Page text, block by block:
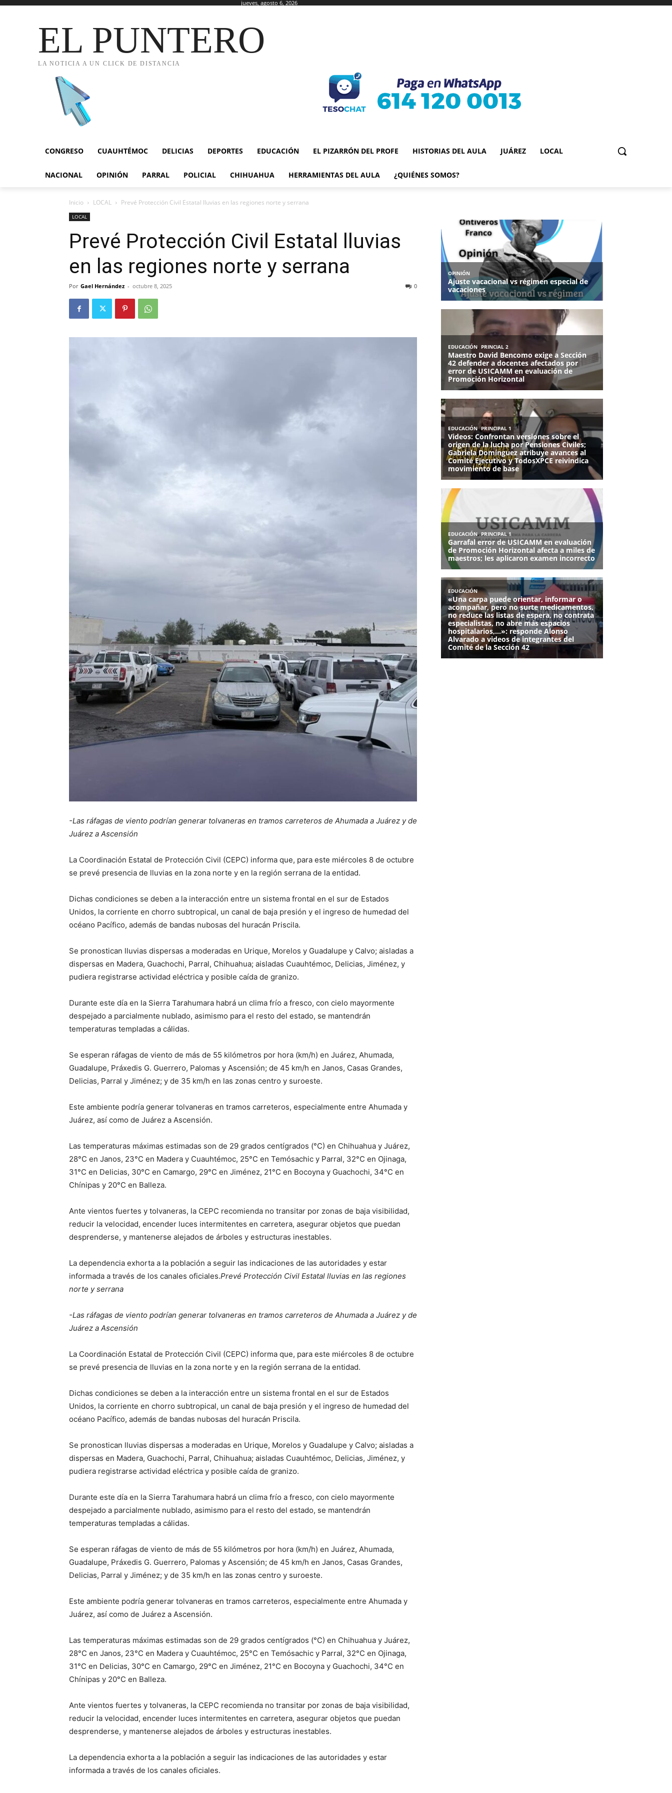
jueves, agosto 6, 2026
EL PUNTERO
LA NOTICIA A UN CLICK DE DISTANCIA
CONGRESO CUAUHTÉMOC DELICIAS DEPORTES EDUCACIÓN EL PIZARRÓN DEL PROFE HISTORIAS DEL AULA JUÁREZ LOCAL
NACIONAL OPINIÓN PARRAL POLICIAL CHIHUAHUA HERRAMIENTAS DEL AULA ¿QUIÉNES SOMOS?
Inicio LOCAL Prevé Protección Civil Estatal lluvias en las regiones norte y serrana
LOCAL
Prevé Protección Civil Estatal lluvias
en las regiones norte y serrana
Por Gael Hernández - octubre 8, 2025 0
-Las ráfagas de viento podrían generar tolvaneras en tramos carreteros de Ahumada a Juárez y de
Juárez a Ascensión
La Coordinación Estatal de Protección Civil (CEPC) informa que, para este miércoles 8 de octubre
se prevé presencia de lluvias en la zona norte y en la región serrana de la entidad.
Dichas condiciones se deben a la interacción entre un sistema frontal en el sur de Estados
Unidos, la corriente en chorro subtropical, un canal de baja presión y el ingreso de humedad del
océano Pacífico, además de bandas nubosas del huracán Priscila.
Se pronostican lluvias dispersas a moderadas en Urique, Morelos y Guadalupe y Calvo; aisladas a
dispersas en Madera, Guachochi, Parral, Chihuahua; aisladas Cuauhtémoc, Delicias, Jiménez, y
pudiera registrarse actividad eléctrica y posible caída de granizo.
Durante este día en la Sierra Tarahumara habrá un clima frío a fresco, con cielo mayormente
despejado a parcialmente nublado, asimismo para el resto del estado, se mantendrán
temperaturas templadas a cálidas.
Se esperan ráfagas de viento de más de 55 kilómetros por hora (km/h) en Juárez, Ahumada,
Guadalupe, Práxedis G. Guerrero, Palomas y Ascensión; de 45 km/h en Janos, Casas Grandes,
Delicias, Parral y Jiménez; y de 35 km/h en las zonas centro y suroeste.
Este ambiente podría generar tolvaneras en tramos carreteros, especialmente entre Ahumada y
Juárez, así como de Juárez a Ascensión.
Las temperaturas máximas estimadas son de 29 grados centígrados (°C) en Chihuahua y Juárez,
28°C en Janos, 23°C en Madera y Cuauhtémoc, 25°C en Temósachic y Parral, 32°C en Ojinaga,
31°C en Delicias, 30°C en Camargo, 29°C en Jiménez, 21°C en Bocoyna y Guachochi, 34°C en
Chínipas y 20°C en Balleza.
Ante vientos fuertes y tolvaneras, la CEPC recomienda no transitar por zonas de baja visibilidad,
reducir la velocidad, encender luces intermitentes en carretera, asegurar objetos que puedan
desprenderse, y mantenerse alejados de árboles y estructuras inestables.
La dependencia exhorta a la población a seguir las indicaciones de las autoridades y estar
informada a través de los canales oficiales.Prevé Protección Civil Estatal lluvias en las regiones
norte y serrana
-Las ráfagas de viento podrían generar tolvaneras en tramos carreteros de Ahumada a Juárez y de
Juárez a Ascensión
La Coordinación Estatal de Protección Civil (CEPC) informa que, para este miércoles 8 de octubre
se prevé presencia de lluvias en la zona norte y en la región serrana de la entidad.
Dichas condiciones se deben a la interacción entre un sistema frontal en el sur de Estados
Unidos, la corriente en chorro subtropical, un canal de baja presión y el ingreso de humedad del
océano Pacífico, además de bandas nubosas del huracán Priscila.
Se pronostican lluvias dispersas a moderadas en Urique, Morelos y Guadalupe y Calvo; aisladas a
dispersas en Madera, Guachochi, Parral, Chihuahua; aisladas Cuauhtémoc, Delicias, Jiménez, y
pudiera registrarse actividad eléctrica y posible caída de granizo.
Durante este día en la Sierra Tarahumara habrá un clima frío a fresco, con cielo mayormente
despejado a parcialmente nublado, asimismo para el resto del estado, se mantendrán
temperaturas templadas a cálidas.
Se esperan ráfagas de viento de más de 55 kilómetros por hora (km/h) en Juárez, Ahumada,
Guadalupe, Práxedis G. Guerrero, Palomas y Ascensión; de 45 km/h en Janos, Casas Grandes,
Delicias, Parral y Jiménez; y de 35 km/h en las zonas centro y suroeste.
Este ambiente podría generar tolvaneras en tramos carreteros, especialmente entre Ahumada y
Juárez, así como de Juárez a Ascensión.
Las temperaturas máximas estimadas son de 29 grados centígrados (°C) en Chihuahua y Juárez,
28°C en Janos, 23°C en Madera y Cuauhtémoc, 25°C en Temósachic y Parral, 32°C en Ojinaga,
31°C en Delicias, 30°C en Camargo, 29°C en Jiménez, 21°C en Bocoyna y Guachochi, 34°C en
Chínipas y 20°C en Balleza.
Ante vientos fuertes y tolvaneras, la CEPC recomienda no transitar por zonas de baja visibilidad,
reducir la velocidad, encender luces intermitentes en carretera, asegurar objetos que puedan
desprenderse, y mantenerse alejados de árboles y estructuras inestables.
La dependencia exhorta a la población a seguir las indicaciones de las autoridades y estar
informada a través de los canales oficiales.